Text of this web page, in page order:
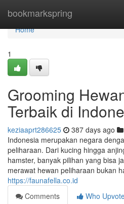
bookmarkspring
Home
Home
1
Grooming
Terbaik di
keziaaprt286625 387 days ago
Indonesia merupakan negara
peliharaan. Dari kucing hingga
hamster, banyak pilihan yang bisa
merawat hewan peliharaan bukan
https://faunafella.co.id
Comments
Who